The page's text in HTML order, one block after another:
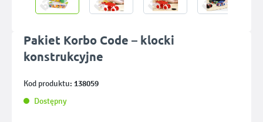
Pakiet Korbo Code – klocki
konstrukcyjne
Kod produktu: 138059
Dostępny